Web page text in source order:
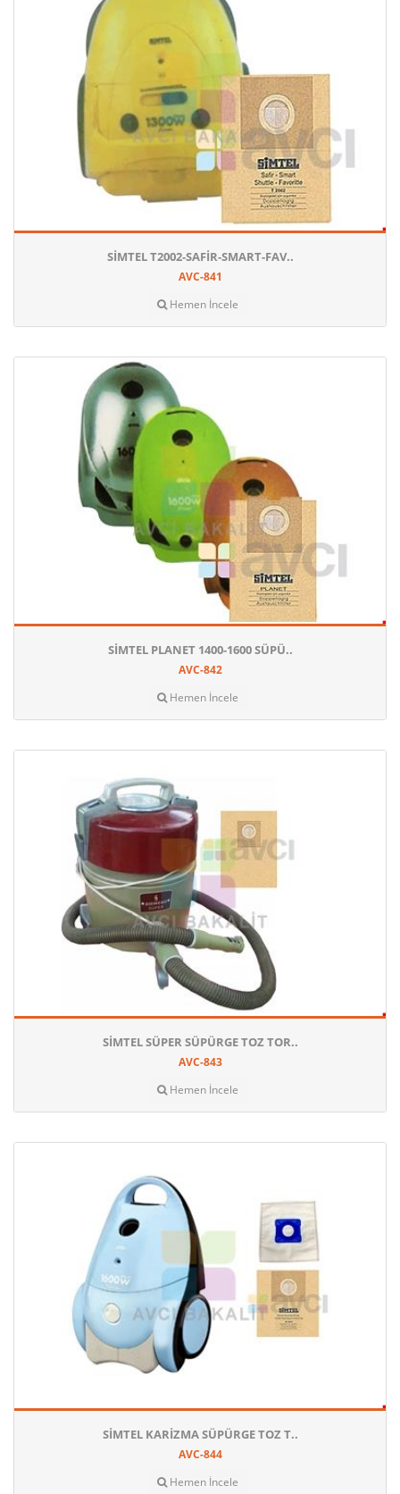
SIMTEL T2002-SAFIR-SMART-FAV..
AVC-841
Hemen İncele
SIMTEL PLANET 1400-1600 SÜPÜ..
AVC-842
Hemen İncele
SIMTEL SÜPER SÜPÜRGE TOZ TOR..
AVC-843
Hemen İncele
SIMTEL KARIZMA SÜPÜRGE TOZ T..
AVC-844
Hemen İncele